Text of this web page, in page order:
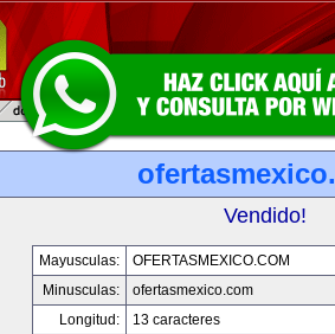
Vendido!
Mayusculas:
OFERTASMEXICO.COM
Minusculas:
ofertasmexico.com
Longitud:
13 caracteres